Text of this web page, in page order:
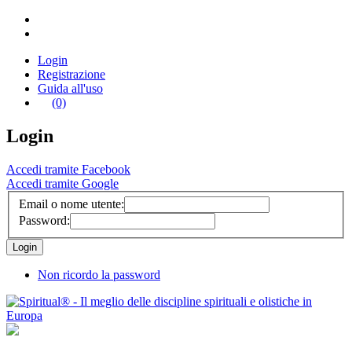
Login
Registrazione
Guida all'uso
(0)
Login
Accedi tramite Facebook
Accedi tramite Google
Email o nome utente:
Password:
Non ricordo la password